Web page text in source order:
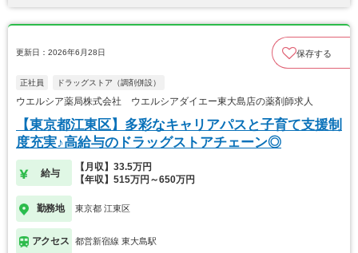
更新日：2026年6月28日 保存する
正社員 ドラッグストア（調剤併設）
ウエルシア薬局株式会社 ウエルシアダイエー東大島店の薬剤師求人
【東京都江東区】多彩なキャリアパスと子育て支援制
度充実♪高給与のドラッグストアチェーン◎
給与
【月収】33.5万円
【年収】515万円～650万円
勤務地 東京都 江東区
アクセス 都営新宿線 東大島駅